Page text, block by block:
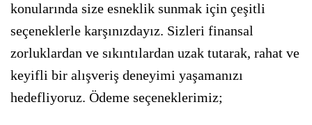
konularında size esneklik sunmak için çeşitli
seçeneklerle karşınızdayız. Sizleri finansal
zorluklardan ve sıkıntılardan uzak tutarak, rahat ve
keyifli bir alışveriş deneyimi yaşamanızı
hedefliyoruz. Ödeme seçeneklerimiz;